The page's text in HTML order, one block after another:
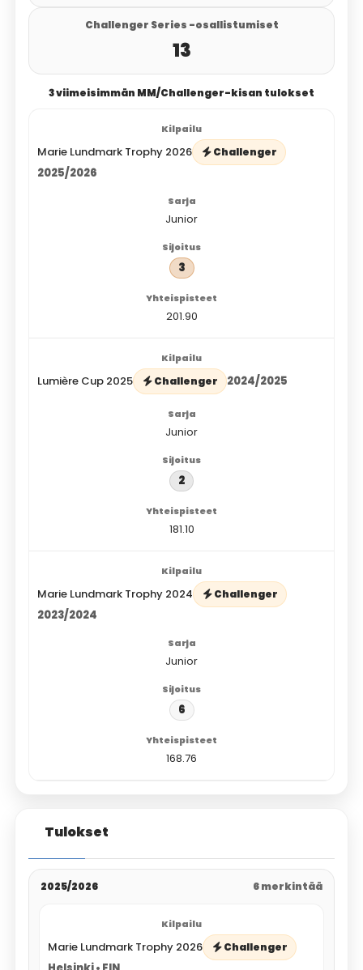
Challenger Series -osallistumiset
13
3 viimeisimmän MM/Challenger-kisan tulokset
Marie Lundmark Trophy 2026 Challenger
2025/2026
Junior
3
201.90
Lumière Cup 2025 Challenger 2024/2025
Junior
2
181.10
Marie Lundmark Trophy 2024 Challenger
2023/2024
Junior
6
168.76
Tulokset
2025/2026 6 merkintää
Marie Lundmark Trophy 2026 Challenger